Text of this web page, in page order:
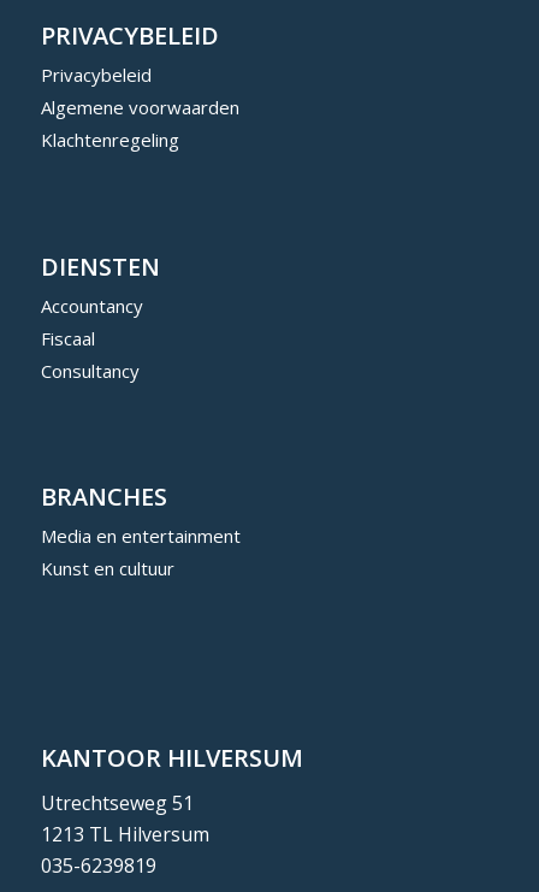
PRIVACYBELEID
Privacybeleid
Algemene voorwaarden
Klachtenregeling
DIENSTEN
Accountancy
Fiscaal
Consultancy
BRANCHES
Media en entertainment
Kunst en cultuur
KANTOOR HILVERSUM
Utrechtseweg 51
1213 TL Hilversum
035-6239819